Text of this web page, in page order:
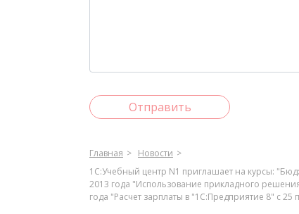
Отправить
Главная
Новости
1С:Учебный центр N1 приглашает на курсы:
2013 года "Использование прикладного
года "Расчет зарплаты в "1С:Предприятие 8" с 25